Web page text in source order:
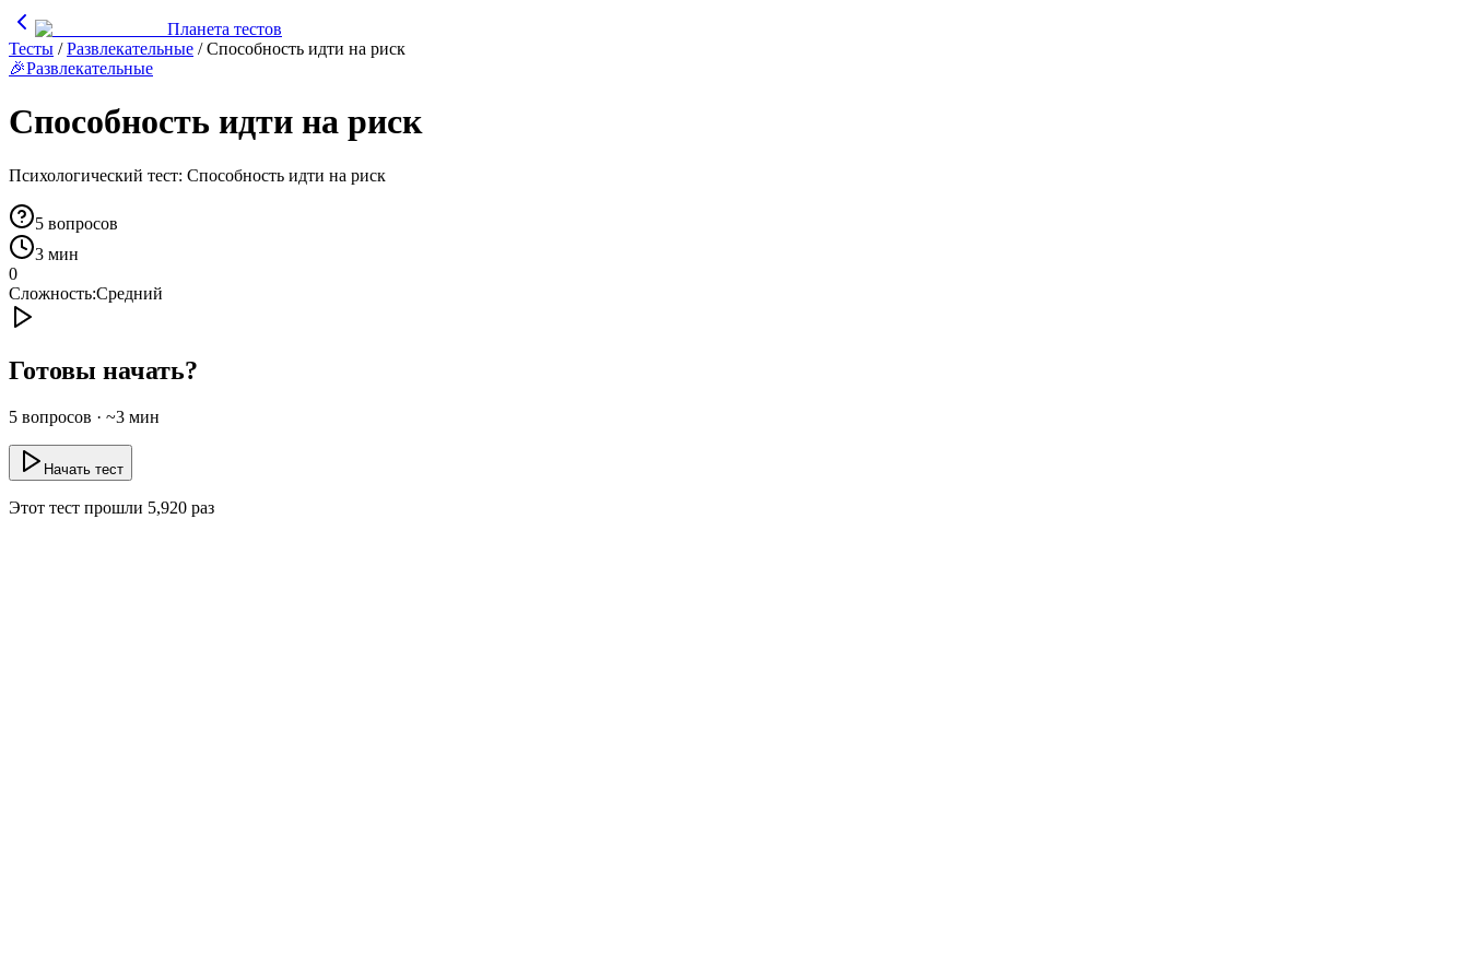
Планета тестов
Тесты /Развлекательные /Способность идти на риск
🎉Развлекательные
Способность идти на риск
Психологический тест: Способность идти на риск
5 вопросов
3 мин
0
Сложность:Средний
Готовы начать?
5 вопросов · ~3 мин
Начать тест
Этот тест прошли 5,920 раз